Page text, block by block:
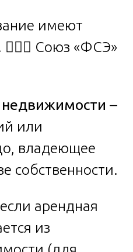
имеют
Союз «ФСЭ»
недвижимости –
или
владеющее
собственности.
арендная
из